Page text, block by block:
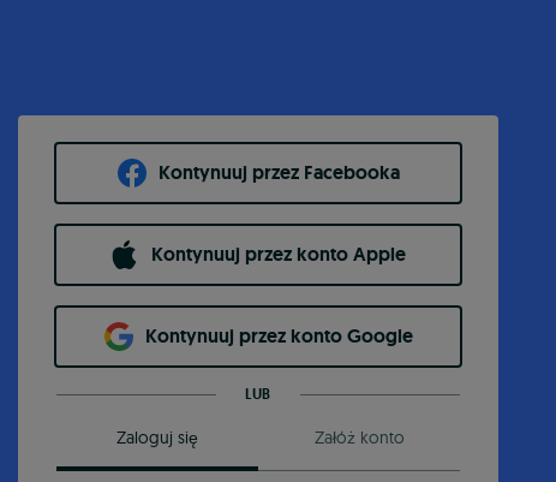
Kontynuuj przez Facebooka
Kontynuuj przez konto Apple
Kontynuuj przez konto Google
LUB
Zaloguj się Załóż konto